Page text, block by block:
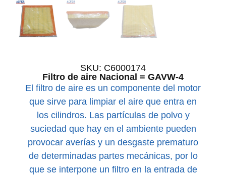
SKU: C6000174
Filtro de aire Nacional = GAVW-4
El filtro de aire es un componente del motor
que sirve para limpiar el aire que entra en
los cilindros. Las partículas de polvo y
suciedad que hay en el ambiente pueden
provocar averías y un desgaste prematuro
de determinadas partes mecánicas, por lo
que se interpone un filtro en la entrada de